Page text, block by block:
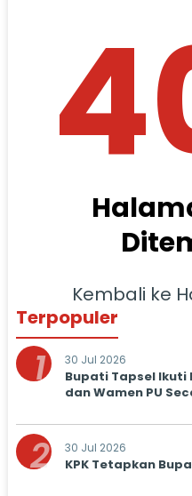
Kembali ke
Terpopuler
1 30 Jul 2026
Bupati Tapsel Ikuti
dan Wamen PU
2 30 Jul 2026
KPK Tetapkan